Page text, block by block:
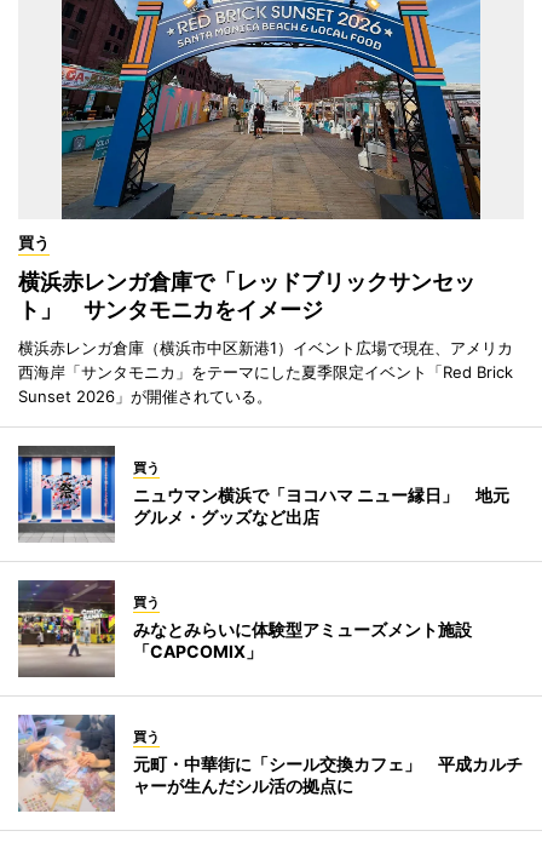
買う
横浜赤レンガ倉庫で「レッドブリックサンセッ
ト」 サンタモニカをイメージ
横浜赤レンガ倉庫（横浜市中区新港1）イベント広場で現在、アメリカ
西海岸「サンタモニカ」をテーマにした夏季限定イベント「Red Brick
Sunset 2026」が開催されている。
買う
ニュウマン横浜で「ヨコハマ ニュー縁日」 地元
グルメ・グッズなど出店
買う
みなとみらいに体験型アミューズメント施設
「CAPCOMIX」
買う
元町・中華街に「シール交換カフェ」 平成カルチ
ャーが生んだシル活の拠点に